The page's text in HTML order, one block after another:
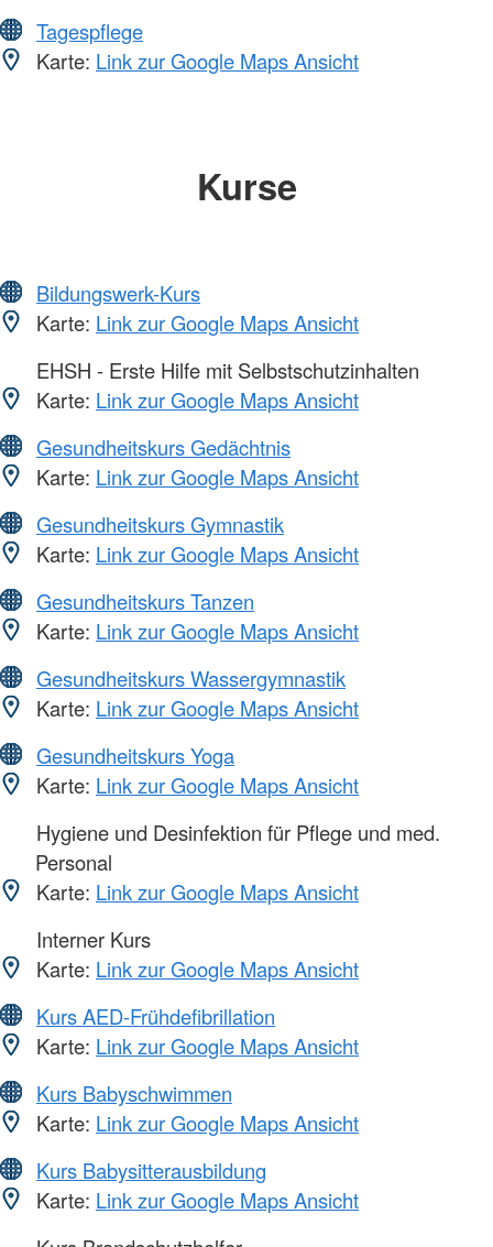
Tagespflege
Karte: Link zur Google Maps Ansicht
Kurse
Bildungswerk-Kurs
Karte: Link zur Google Maps Ansicht
EHSH - Erste Hilfe mit Selbstschutzinhalten
Karte: Link zur Google Maps Ansicht
Gesundheitskurs Gedächtnis
Karte: Link zur Google Maps Ansicht
Gesundheitskurs Gymnastik
Karte: Link zur Google Maps Ansicht
Gesundheitskurs Tanzen
Karte: Link zur Google Maps Ansicht
Gesundheitskurs Wassergymnastik
Karte: Link zur Google Maps Ansicht
Gesundheitskurs Yoga
Karte: Link zur Google Maps Ansicht
Hygiene und Desinfektion für Pflege und med.
Personal
Karte: Link zur Google Maps Ansicht
Interner Kurs
Karte: Link zur Google Maps Ansicht
Kurs AED-Frühdefibrillation
Karte: Link zur Google Maps Ansicht
Kurs Babyschwimmen
Karte: Link zur Google Maps Ansicht
Kurs Babysitterausbildung
Karte: Link zur Google Maps Ansicht